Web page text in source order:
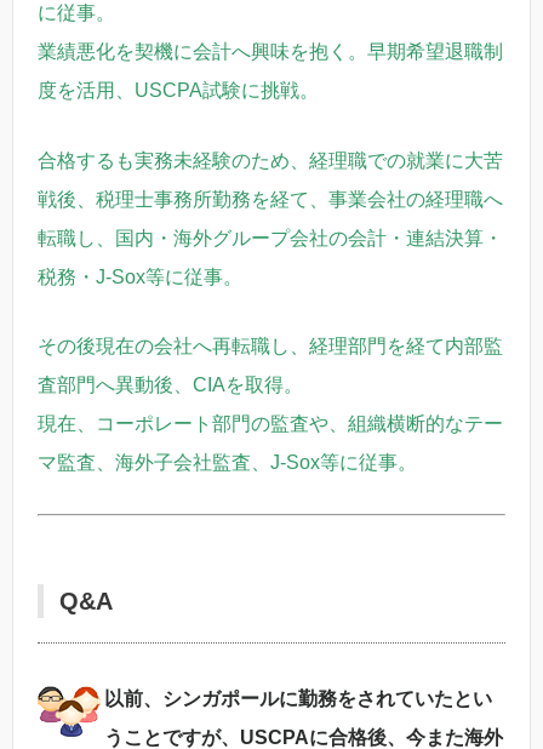
に従事。
業績悪化を契機に会計へ興味を抱く。早期希望退職制
度を活用、USCPA試験に挑戦。
合格するも実務未経験のため、経理職での就業に大苦
戦後、税理士事務所勤務を経て、 事業会社の経理職へ
転職し、国内・海外グループ会社の会計・連結決算・
税務・J-Sox等に従事。
その後現在の会社へ再転職し、経理部門を経て内部監
査部門へ異動後、CIAを取得。
現在、コーポレート部門の監査や、組織横断的なテー
マ監査、海外子会社監査、J-Sox等に従事。
Q&A
以前、シンガポールに勤務をされていたとい
うことですが、USCPAに合格後、今また海外